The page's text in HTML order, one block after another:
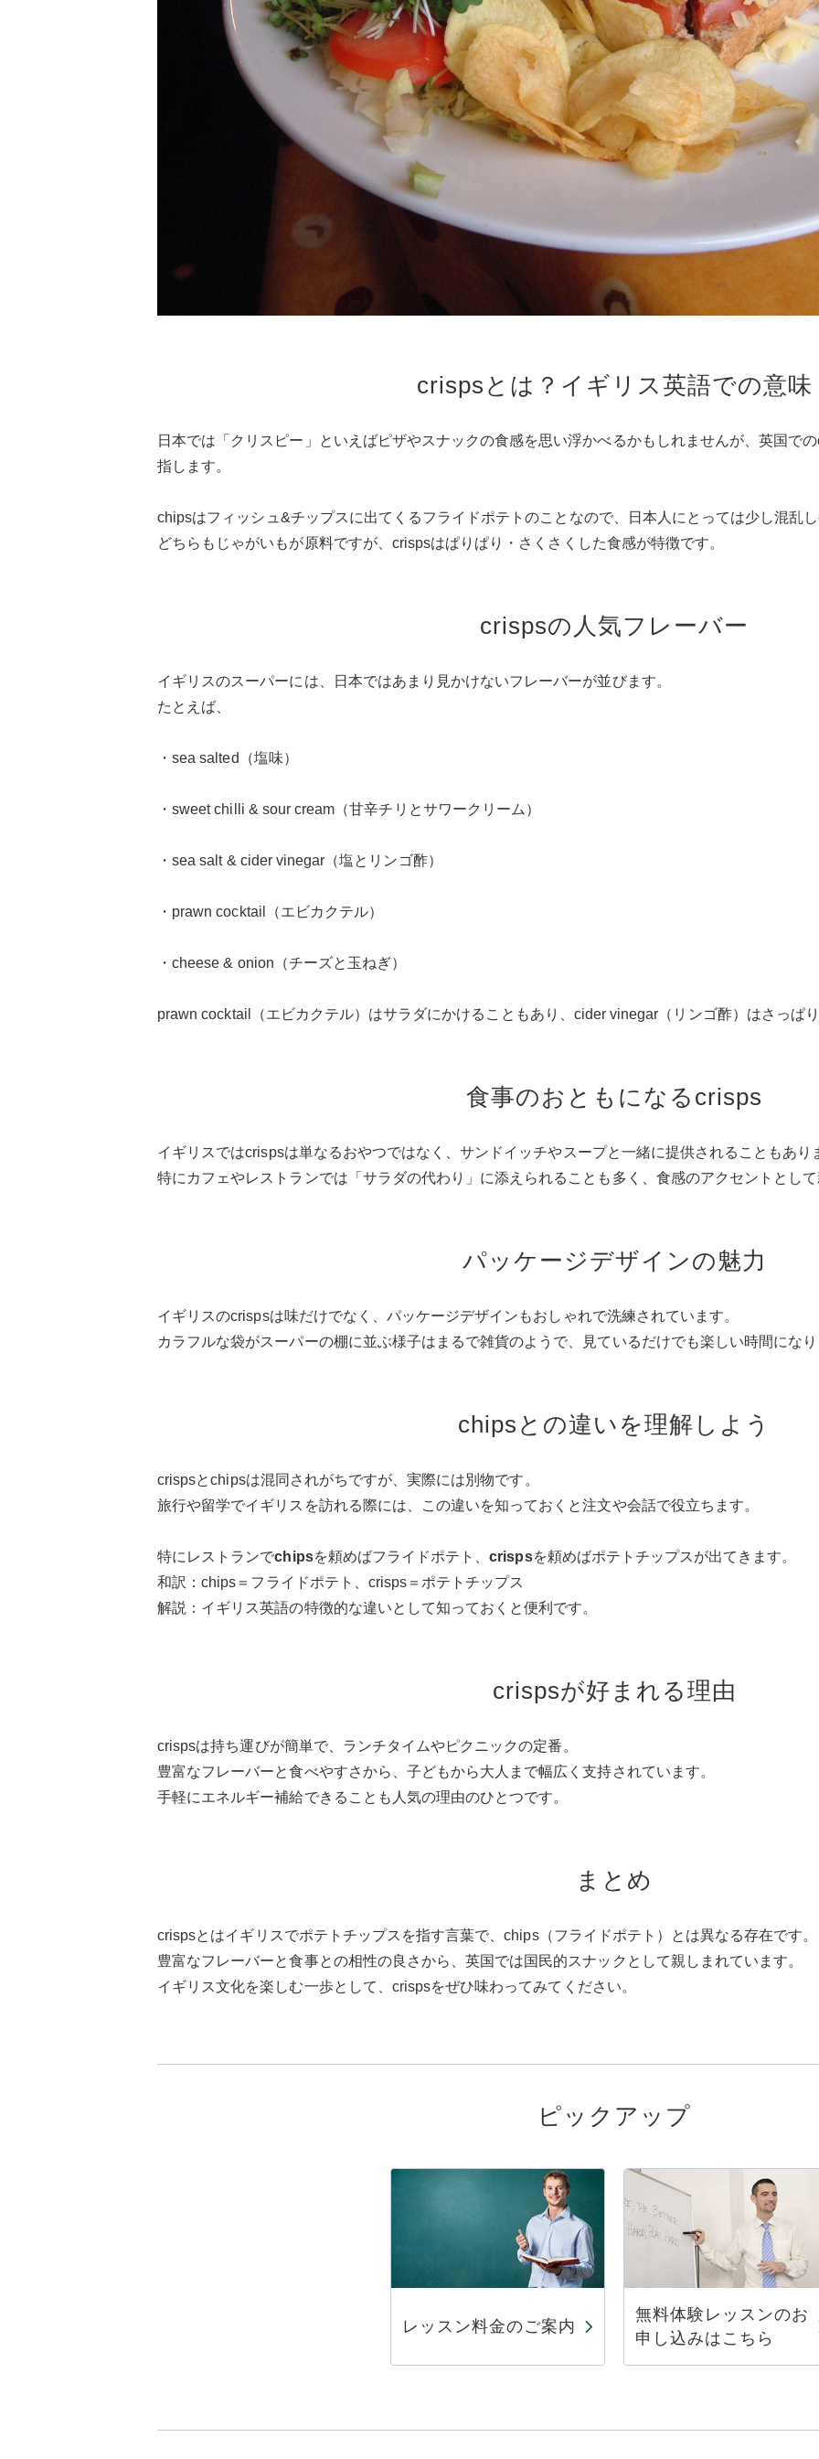
crispsとは？イギリス英語での意味
日本では「クリスピー」といえばピザやスナックの食感を思い浮かべるかもしれませんが、英国で
指します。
chipsはフィッシュ&チップスに出てくるフライドポテトのことなので、日本人にとっては少し混乱
どちらもじゃがいもが原料ですが、crispsはぱりぱり・さくさくした食感が特徴です。
crispsの人気フレーバー
イギリスのスーパーには、日本ではあまり見かけないフレーバーが並びます。
たとえば、
・sea salted（塩味）
・sweet chilli & sour cream（甘辛チリとサワークリーム）
・sea salt & cider vinegar（塩とリンゴ酢）
・prawn cocktail（エビカクテル）
・cheese & onion（チーズと玉ねぎ）
prawn cocktail（エビカクテル）はサラダにかけることもあり、cider vinegar（リンゴ酢）はさっぱ
食事のおともになるcrisps
イギリスではcrispsは単なるおやつではなく、サンドイッチやスープと一緒に提供されることもあり
特にカフェやレストランでは「サラダの代わり」に添えられることも多く、食感のアクセントとし
パッケージデザインの魅力
イギリスのcrispsは味だけでなく、パッケージデザインもおしゃれで洗練されています。
カラフルな袋がスーパーの棚に並ぶ様子はまるで雑貨のようで、見ているだけでも楽しい時間にな
chipsとの違いを理解しよう
crispsとchipsは混同されがちですが、実際には別物です。
旅行や留学でイギリスを訪れる際には、この違いを知っておくと注文や会話で役立ちます。
特にレストランでchipsを頼めばフライドポテト、crispsを頼めばポテトチップスが出てきます。
和訳：chips＝フライドポテト、crisps＝ポテトチップス
解説：イギリス英語の特徴的な違いとして知っておくと便利です。
crispsが好まれる理由
crispsは持ち運びが簡単で、ランチタイムやピクニックの定番。
豊富なフレーバーと食べやすさから、子どもから大人まで幅広く支持されています。
手軽にエネルギー補給できることも人気の理由のひとつです。
まとめ
crispsとはイギリスでポテトチップスを指す言葉で、chips（フライドポテト）とは異なる存在です。
豊富なフレーバーと食事との相性の良さから、英国では国民的スナックとして親しまれています。
イギリス文化を楽しむ一歩として、crispsをぜひ味わってみてください。
ピックアップ
レッスン料金のご案内
無料体験レッスンのお
申し込みはこちら